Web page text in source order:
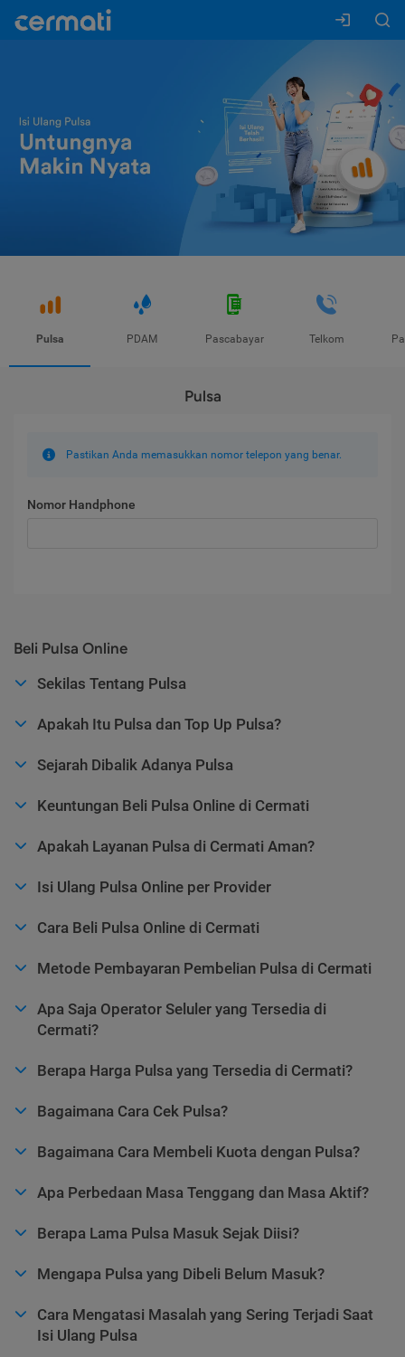
Pulsa PDAM Pascabayar Telkom
Pulsa
Pastikan Anda memasukkan nomor telepon yang benar.
Nomor Handphone
Beli Pulsa Online
Sekilas Tentang Pulsa
Apakah Itu Pulsa dan Top Up Pulsa?
Sejarah Dibalik Adanya Pulsa
Keuntungan Beli Pulsa Online di Cermati
Apakah Layanan Pulsa di Cermati Aman?
Isi Ulang Pulsa Online per Provider
Cara Beli Pulsa Online di Cermati
Metode Pembayaran Pembelian Pulsa di Cermati
Apa Saja Operator Seluler yang Tersedia di
Cermati?
Berapa Harga Pulsa yang Tersedia di Cermati?
Bagaimana Cara Cek Pulsa?
Bagaimana Cara Membeli Kuota dengan Pulsa?
Apa Perbedaan Masa Tenggang dan Masa Aktif?
Berapa Lama Pulsa Masuk Sejak Diisi?
Mengapa Pulsa yang Dibeli Belum Masuk?
Cara Mengatasi Masalah yang Sering Terjadi Saat
Isi Ulang Pulsa